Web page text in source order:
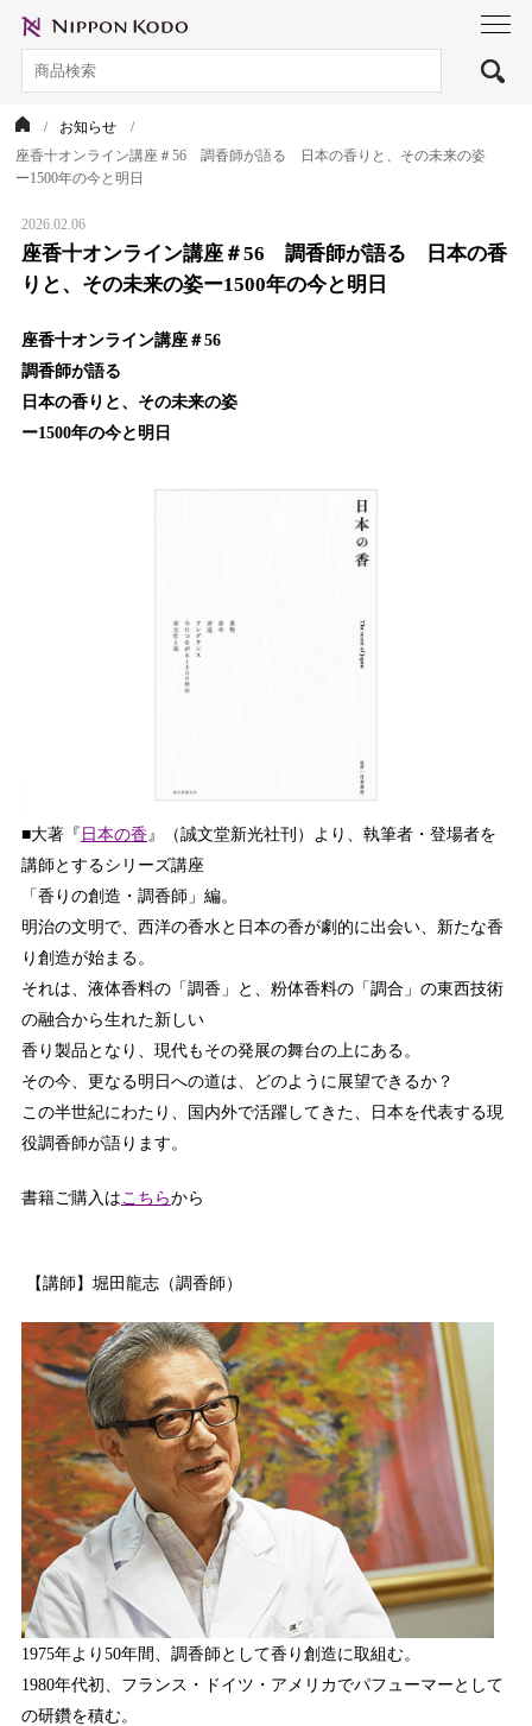
お知らせ
座香十オンライン講座＃56 調香師が語る 日本の香りと、その未来の姿
ー1500年の今と明日
2026.02.06
座香十オンライン講座＃56 調香師が語る 日本の香
りと、その未来の姿ー1500年の今と明日
座香十オンライン講座＃56
調香師が語る
日本の香りと、その未来の姿
ー1500年の今と明日
■大著『日本の香』（誠文堂新光社刊）より、執筆者・登場者を
講師とするシリーズ講座
「香りの創造・調香師」編。
明治の文明で、西洋の香水と日本の香が劇的に出会い、新たな香
り創造が始まる。
それは、液体香料の「調香」と、粉体香料の「調合」の東西技術
の融合から生れた新しい
香り製品となり、現代もその発展の舞台の上にある。
その今、更なる明日への道は、どのように展望できるか？
この半世紀にわたり、国内外で活躍してきた、日本を代表する現
役調香師が語ります。
書籍ご購入はこちらから
【講師】堀田龍志（調香師）
1975年より50年間、調香師として香り創造に取組む。
1980年代初、フランス・ドイツ・アメリカでパフューマーとして
の研鑽を積む。